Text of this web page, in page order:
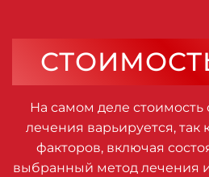
На самом деле стоимость
лечения варьируется, так
факторов, включая
выбранный метод лечения